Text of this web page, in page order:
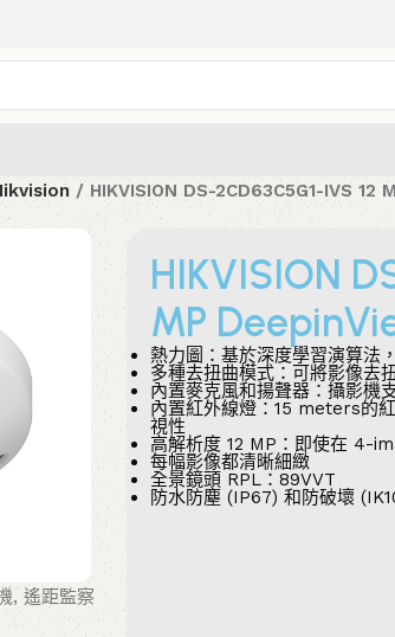
HIKVISION DS-2CD63C5G1-IVS 12
, 遙距監察
HIKVISION
MP
熱力圖：基於深度學習演算法
多種去扭曲模式：可將影像去
內置麥克風和揚聲器：攝影機
內置紅外線燈：15 meters的
視性
高解析度 12 MP：即使在 4-
每幅影像都清晰細緻
全景鏡頭 RPL：89VVT
防水防塵 (IP67) 和防破壞